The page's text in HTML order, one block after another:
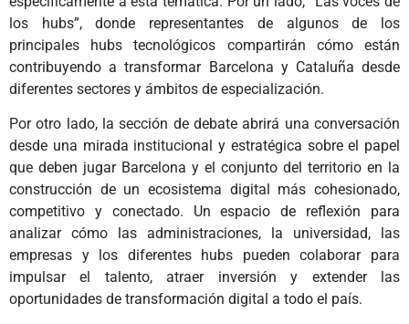
los hubs”, donde representantes de algunos de los
principales hubs tecnológicos compartirán cómo están
contribuyendo a transformar Barcelona y Cataluña desde
diferentes sectores y ámbitos de especialización.
Por otro lado, la sección de debate abrirá una conversación
desde una mirada institucional y estratégica sobre el papel
que deben jugar Barcelona y el conjunto del territorio en la
construcción de un ecosistema digital más cohesionado,
competitivo y conectado. Un espacio de reflexión para
analizar cómo las administraciones, la universidad, las
empresas y los diferentes hubs pueden colaborar para
impulsar el talento, atraer inversión y extender las
oportunidades de transformación digital a todo el país.